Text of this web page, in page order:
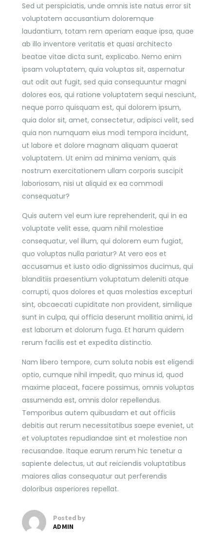
Sed ut perspiciatis, unde omnis iste natus error sit
voluptatem accusantium doloremque
laudantium, totam rem aperiam eaque ipsa, quae
ab illo inventore veritatis et quasi architecto
beatae vitae dicta sunt, explicabo. Nemo enim
ipsam voluptatem, quia voluptas sit, aspernatur
aut odit aut fugit, sed quia consequuntur magni
dolores eos, qui ratione voluptatem sequi nesciunt,
neque porro quisquam est, qui dolorem ipsum,
quia dolor sit, amet, consectetur, adipisci velit, sed
quia non numquam eius modi tempora incidunt,
ut labore et dolore magnam aliquam quaerat
voluptatem. Ut enim ad minima veniam, quis
nostrum exercitationem ullam corporis suscipit
laboriosam, nisi ut aliquid ex ea commodi
consequatur?
Quis autem vel eum iure reprehenderit, qui in ea
voluptate velit esse, quam nihil molestiae
consequatur, vel illum, qui dolorem eum fugiat,
quo voluptas nulla pariatur? At vero eos et
accusamus et iusto odio dignissimos ducimus, qui
blanditiis praesentium voluptatum deleniti atque
corrupti, quos dolores et quas molestias excepturi
sint, obcaecati cupiditate non provident, similique
sunt in culpa, qui officia deserunt mollitia animi, id
est laborum et dolorum fuga. Et harum quidem
rerum facilis est et expedita distinctio.
Nam libero tempore, cum soluta nobis est eligendi
optio, cumque nihil impedit, quo minus id, quod
maxime placeat, facere possimus, omnis voluptas
assumenda est, omnis dolor repellendus.
Temporibus autem quibusdam et aut officiis
debitis aut rerum necessitatibus saepe eveniet, ut
et voluptates repudiandae sint et molestiae non
recusandae. Itaque earum rerum hic tenetur a
sapiente delectus, ut aut reiciendis voluptatibus
maiores alias consequatur aut perferendis
doloribus asperiores repellat.
Posted by
ADMIN